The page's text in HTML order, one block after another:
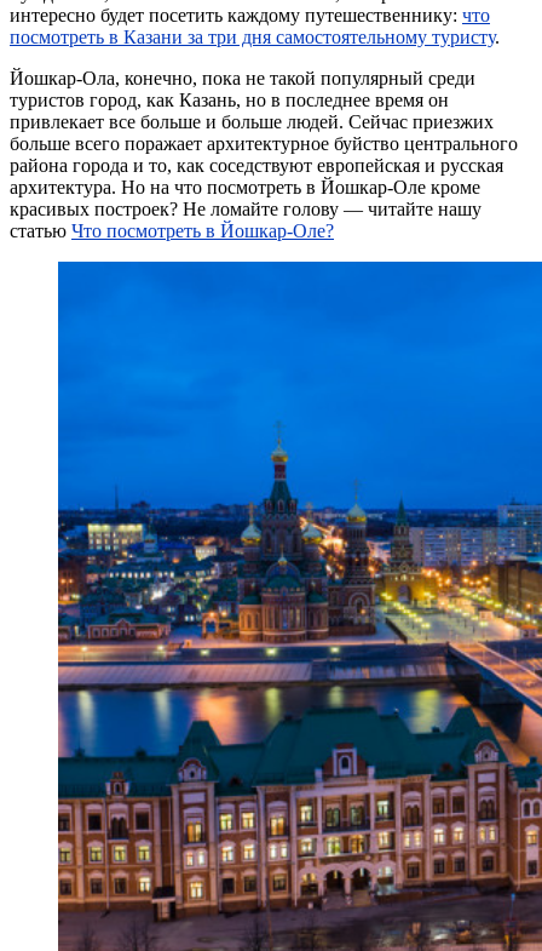
интересно будет посетить каждому путешественнику: что
посмотреть в Казани за три дня самостоятельному туристу.
Йошкар-Ола, конечно, пока не такой популярный среди
туристов город, как Казань, но в последнее время он
привлекает все больше и больше людей. Сейчас приезжих
больше всего поражает архитектурное буйство центрального
района города и то, как соседствуют европейская и русская
архитектура. Но на что посмотреть в Йошкар-Оле кроме
красивых построек? Не ломайте голову — читайте нашу
статью Что посмотреть в Йошкар-Оле?